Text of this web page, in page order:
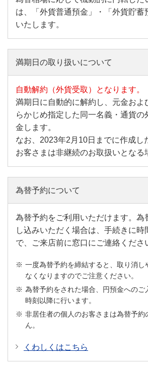
は、「外貨普通預金」・「外貨貯蓄
いたします。
満期日の取り扱いについて
自動解約（外貨受取）となります。
満期日に自動的に解約し、元金およ
らかじめ指定した同一名義・通貨の
金します。
なお、2023年2月10日までに作成し
お客さまは非継続のお取扱いとなる
為替予約について
為替予約をご利用いただけます。為
し込みいただく場合は、手続きに時
で、ご来店前に窓口にご連絡くださ
一度為替予約を締結すると、取り消し
なくなりますのでご注意ください。
為替予約をされた場合、円預金へのご
時刻以降に行います。
非居住者の個人のお客さまは為替予約
ん。
くわしくはこちら